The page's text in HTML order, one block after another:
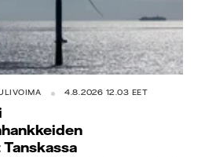
4.8.2026 12.03 EET